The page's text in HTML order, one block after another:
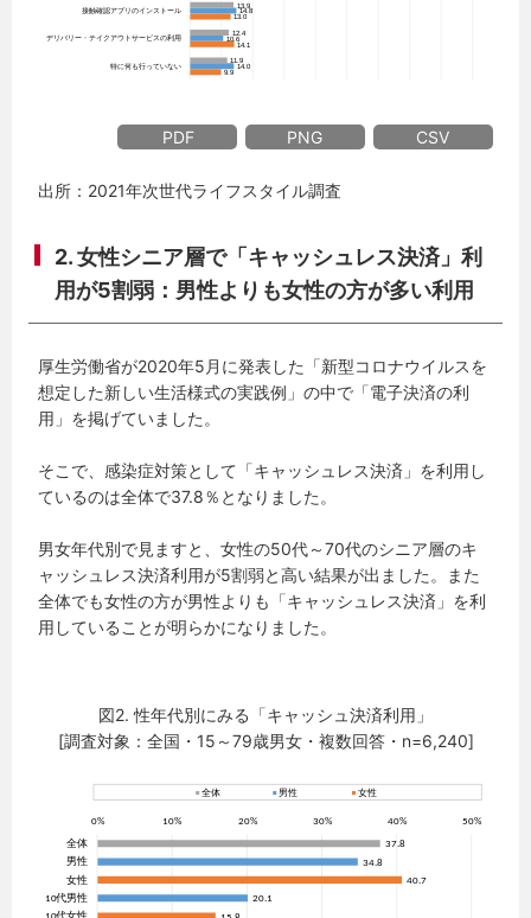
PDF PNG CSV
出所：2021年次世代ライフスタイル調査
2. 女性シニア層で「キャッシュレス決済」利
用が5割弱：男性よりも女性の方が多い利用
厚生労働省が2020年5月に発表した「新型コロナウイルスを
想定した新しい生活様式の実践例」の中で「電子決済の利
用」を掲げていました。
そこで、感染症対策として「キャッシュレス決済」を利用し
ているのは全体で37.8％となりました。
男女年代別で見ますと、女性の50代～70代のシニア層のキ
ャッシュレス決済利用が5割弱と高い結果が出ました。また
全体でも女性の方が男性よりも「キャッシュレス決済」を利
用していることが明らかになりました。
図2. 性年代別にみる「キャッシュ決済利用」
[調査対象：全国・15～79歳男女・複数回答・n=6,240]